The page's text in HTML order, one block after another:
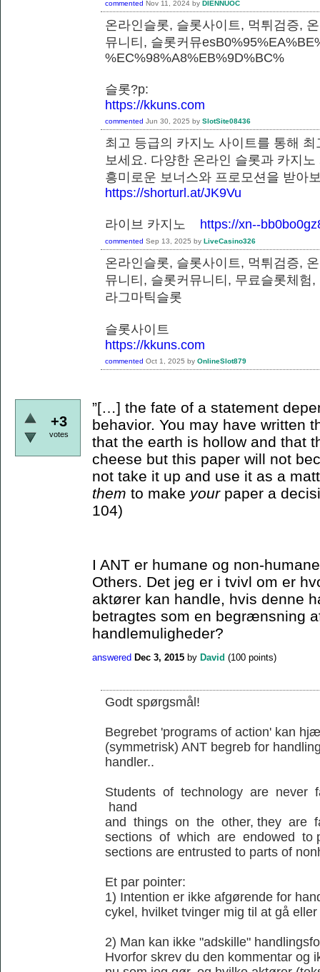
commented Nov 11, 2024 by DIENNUOC
온라인슬롯, 슬롯사이트, 먹튀검증,
뮤니티, 슬롯커뮤
%EC%98%A8%EB%9D%BC%
슬롯?p:
https://kkuns.com
commented Jun 30, 2025 by SlotSite08436
최고 등급의 카지노 사이트를 통해
보세요. 다양한 온라인 슬롯과 카지
흥미로운 보너스와 프로모션을 받
https://shorturl.at/JK9Vu
라이브 카지노 https://xn--
commented Sep 13, 2025 by LiveCasino326
온라인슬롯, 슬롯사이트, 먹튀검증,
뮤니티, 슬롯커뮤니티, 무료슬롯체험
라그마틱슬롯
슬롯사이트
https://kkuns.com
commented Oct 1, 2025 by OnlineSlot879
+3
votes
”[…] the fate of a statement
behavior. You may have written
that the earth is hollow and that
cheese but this paper will not
not take it up and use it as a
them to make your paper a
104)
I ANT er humane og non-
Others. Det jeg er i tvivl om er
aktører kan handle, hvis denne
betragtes som en begrænsning
handlemuligheder?
answered Dec 3, 2015 by David (100 points)
Godt spørgsmål!
Begrebet 'programs of action' kan
(symmetrisk) ANT begreb for
handler..
Students of technology are never
hand
and things on the other, they are
sections of which are endowed to
sections are entrusted to parts of
Et par pointer:
1) Intention er ikke afgørende for
cykel, hvilket tvinger mig til at gå
2) Man kan ikke "adskille"
Hvorfor skrev du den kommentar og